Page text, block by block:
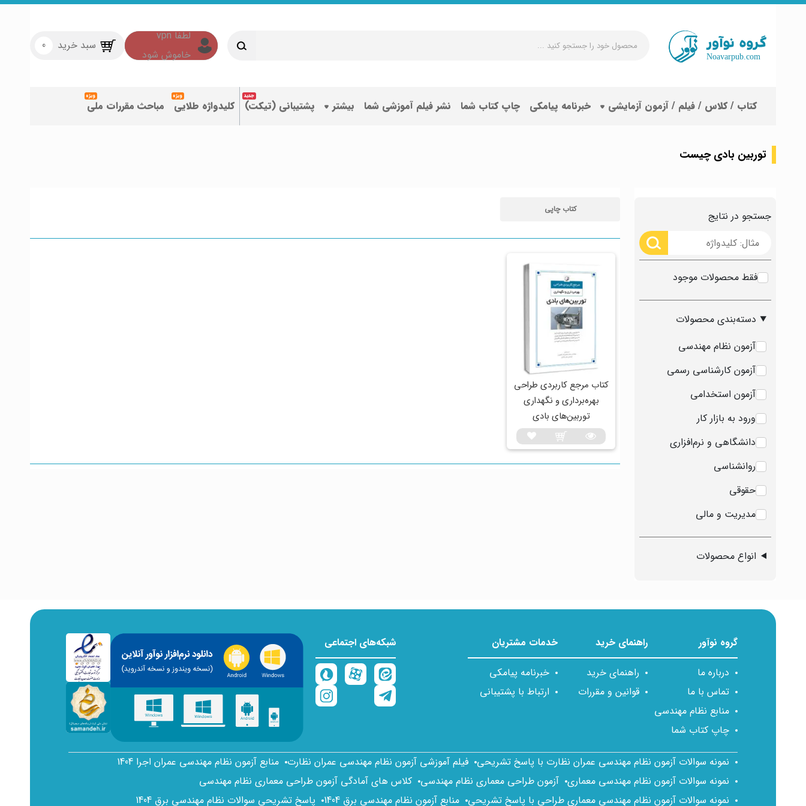
جستجو
کنید
سبد خرید 0
کتاب / کلاس / فیلم / آزمون آزمایشی خبرنامه پیامکی چاپ کتاب شما نشر فیلم آموزشی شما بیشتر پشتیبانی (تیکت) کلیدواژه طلایی مباحث مقررات ملی
توربین بادی چیست
جستجو در نتایج
فقط محصولات موجود
دسته‌بندی محصولات
آزمون نظام مهندسی
آزمون کارشناسی رسمی
آزمون استخدامی
ورود به بازار کار
دانشگاهی و نرم‌افزاری
روانشناسی
حقوقی
مدیریت و مالی
انواع محصولات
کتاب چاپی
کتاب مرجع کاربردی طراحی
بهره‌برداری و نگهداری
توربین‌های بادی
گروه نوآور
درباره ما
تماس با ما
منابع نظام مهندسی
چاپ کتاب شما
راهنمای خرید
راهنمای خرید
قوانین و مقررات
خدمات مشتریان
خبرنامه پیامکی
ارتباط با پشتیبانی
شبکه‌های اجتماعی
نمونه سوالات آزمون نظام مهندسی عمران نظارت با پاسخ تشریحی فیلم آموزشی آزمون نظام مهندسی عمران نظارت منابع آزمون نظام مهندسی عمران اجرا 1404
نمونه سوالات آزمون نظام مهندسی معماری آزمون طراحی معماری نظام مهندسی کلاس های آمادگی آزمون طراحی معماری نظام مهندسی
نمونه سوالات آزمون نظام مهندسی معماری طراحی با پاسخ تشریحی منابع آزمون نظام مهندسی برق 1404 پاسخ تشریحی سوالات نظام مهندسی برق 1404